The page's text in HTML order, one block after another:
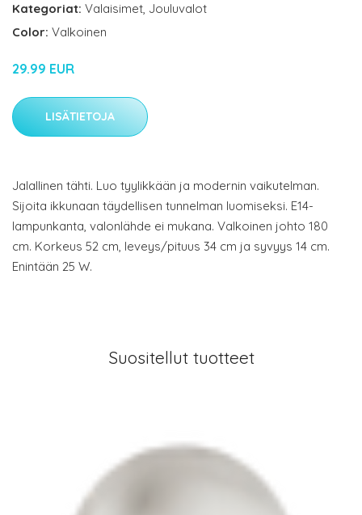
Kategoriat: Valaisimet, Jouluvalot
Color: Valkoinen
29.99 EUR
LISÄTIETOJA
Jalallinen tähti. Luo tyylikkään ja modernin vaikutelman.
Sijoita ikkunaan täydellisen tunnelman luomiseksi. E14-
lampunkanta, valonlähde ei mukana. Valkoinen johto 180
cm. Korkeus 52 cm, leveys/pituus 34 cm ja syvyys 14 cm.
Enintään 25 W.
Suositellut tuotteet